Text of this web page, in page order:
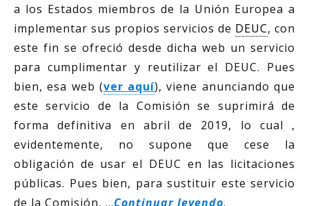
a los Estados miembros de la Unión Europea a
implementar sus propios servicios de DEUC, con
este fin se ofreció desde dicha web un servicio
para cumplimentar y reutilizar el DEUC. Pues
bien, esa web (ver aquí), viene anunciando que
este servicio de la Comisión se suprimirá de
forma definitiva en abril de 2019, lo cual ,
evidentemente, no supone que cese la
obligación de usar el DEUC en las licitaciones
públicas. Pues bien, para sustituir este servicio
de la Comisión, …Continuar leyendo.